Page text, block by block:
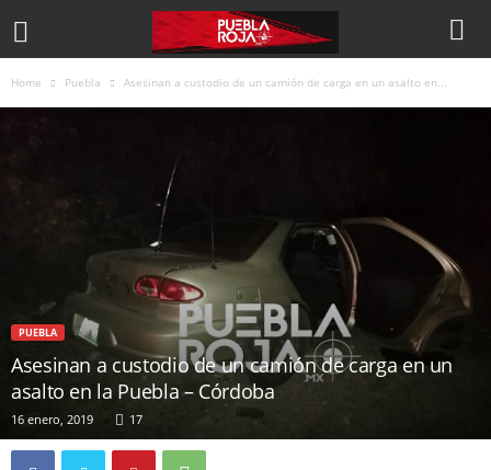
Home Puebla Asesinan a custodio de un camión de carga en un asalto en...
PUEBLA
Asesinan a custodio de un camión de carga en un
asalto en la Puebla – Córdoba
16 enero, 2019 17